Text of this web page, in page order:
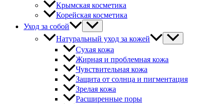
Крымская косметика
Корейская косметика
Уход за собой
Натуральный уход за кожей
Сухая кожа
Жирная и проблемная кожа
Чувствительная кожа
Защита от солнца и пигментация
Зрелая кожа
Расширенные поры